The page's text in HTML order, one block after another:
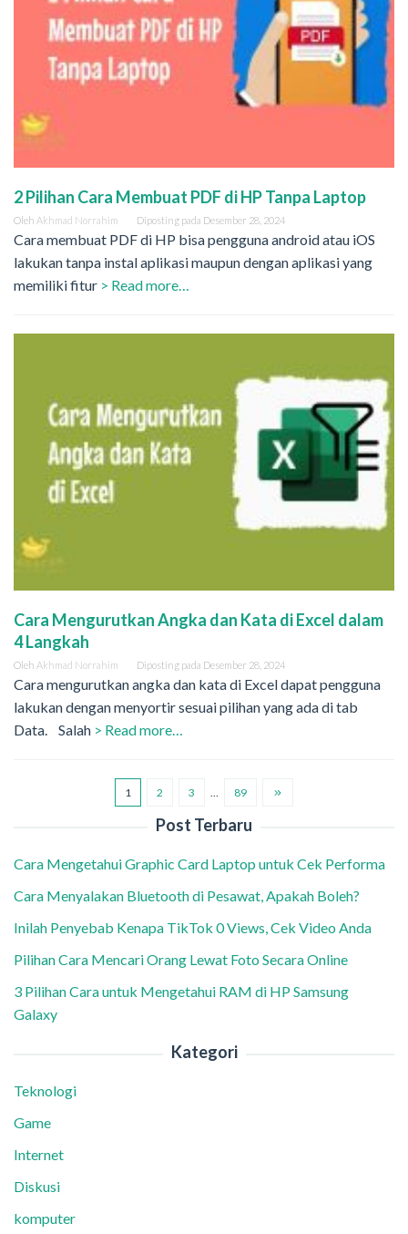
2 Pilihan Cara Membuat PDF di HP Tanpa Laptop
Oleh Akhmad Norrahim Diposting pada Desember 28, 2024
Cara membuat PDF di HP bisa pengguna android atau iOS
lakukan tanpa instal aplikasi maupun dengan aplikasi yang
memiliki fitur > Read more…
Cara Mengurutkan Angka dan Kata di Excel dalam
4 Langkah
Oleh Akhmad Norrahim Diposting pada Desember 28, 2024
Cara mengurutkan angka dan kata di Excel dapat pengguna
lakukan dengan menyortir sesuai pilihan yang ada di tab
Data. Salah > Read more…
1 2 3 89
Post Terbaru
Cara Mengetahui Graphic Card Laptop untuk Cek Performa
Cara Menyalakan Bluetooth di Pesawat, Apakah Boleh?
Inilah Penyebab Kenapa TikTok 0 Views, Cek Video Anda
Pilihan Cara Mencari Orang Lewat Foto Secara Online
3 Pilihan Cara untuk Mengetahui RAM di HP Samsung
Galaxy
Kategori
Teknologi
Game
Internet
Diskusi
komputer